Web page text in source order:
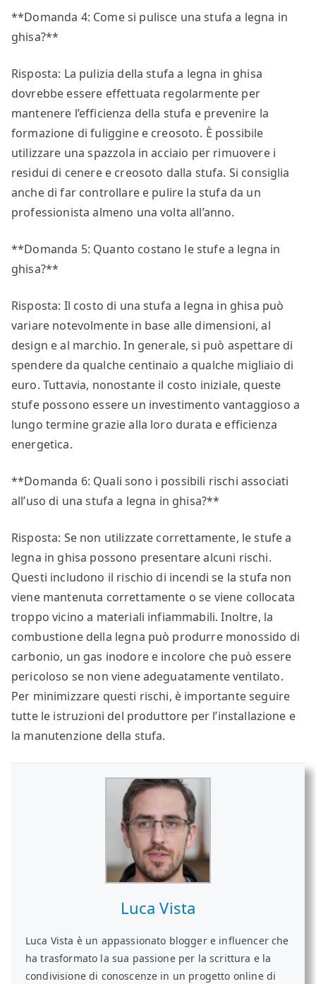
**Domanda 4: Come si pulisce una stufa a legna in
ghisa?**
Risposta: La pulizia della stufa a legna in ghisa
dovrebbe essere effettuata regolarmente per
mantenere l’efficienza della stufa e prevenire la
formazione di fuliggine e creosoto. È possibile
utilizzare una spazzola in acciaio per rimuovere i
residui di cenere e creosoto dalla stufa. Si consiglia
anche di far controllare e pulire la stufa da un
professionista almeno una volta all’anno.
**Domanda 5: Quanto costano le stufe a legna in
ghisa?**
Risposta: Il costo di una stufa a legna in ghisa può
variare notevolmente in base alle dimensioni, al
design e al marchio. In generale, si può aspettare di
spendere da qualche centinaio a qualche migliaio di
euro. Tuttavia, nonostante il costo iniziale, queste
stufe possono essere un investimento vantaggioso a
lungo termine grazie alla loro durata e efficienza
energetica.
**Domanda 6: Quali sono i possibili rischi associati
all’uso di una stufa a legna in ghisa?**
Risposta: Se non utilizzate correttamente, le stufe a
legna in ghisa possono presentare alcuni rischi.
Questi includono il rischio di incendi se la stufa non
viene mantenuta correttamente o se viene collocata
troppo vicino a materiali infiammabili. Inoltre, la
combustione della legna può produrre monossido di
carbonio, un gas inodore e incolore che può essere
pericoloso se non viene adeguatamente ventilato.
Per minimizzare questi rischi, è importante seguire
tutte le istruzioni del produttore per l’installazione e
la manutenzione della stufa.
Luca Vista
Luca Vista è un appassionato blogger e influencer che
ha trasformato la sua passione per la scrittura e la
condivisione di conoscenze in un progetto online di